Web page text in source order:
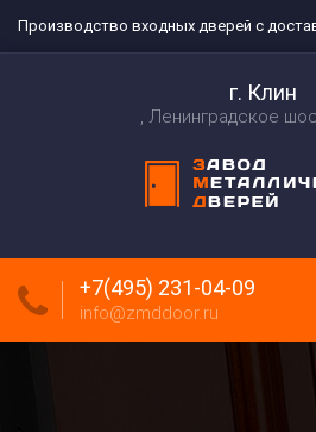
Производство входных дверей с
г. Клин
Ленинградское
+7(495) 231-04-09
info@zmddoor.ru